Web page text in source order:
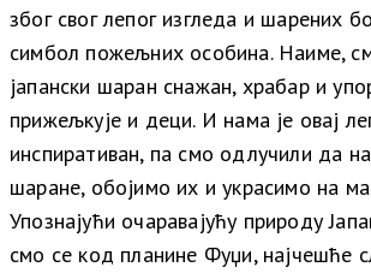
због свог лепог изгледа и шарених
симбол пожељних особина. Наиме,
јапански шаран снажан, храбар и
прижељкује и деци. И нама је овај
инспиративан, па смо одлучили да
шаране, обојимо их и украсимо на
Упознајући очаравајућу природу
смо се код планине Фуџи, најчешће